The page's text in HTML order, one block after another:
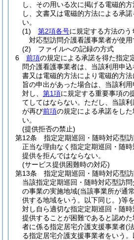
し、その用いる次に掲げる電磁的
し、文書又は電磁的方法による承
い。
(1)
第2項各号に規定する方法の
対応型訪問介護看護事業者が使
(2)
ファイルへの記録の方式
6
前項の規定による承諾を得た指定
問介護看護事業者は、当該利用申
書又は電磁的方法により電磁的方
旨の申出があった場合は、当該利
対し、 第1項に規定する重要事項の
てしてはならない。 ただし、当該
が再び前項の規定による承諾をし
い。
(提供拒否の禁止)
第12条
指定定期巡回・随時対応型
正当な理由なく指定定期巡回・随
提供を拒んではならない。
(サービス提供困難時の対応)
第13条
指定定期巡回・随時対応型
当該指定定期巡回・随時対応型訪
の事業の実施地域(当該事業所が通
供する地域をいう。以下同じ。)等
対し自ら適切な指定定期巡回・随
提供することが困難であると認め
者に係る指定居宅介護支援事業者(
る指定居宅介護支援事業者をいう